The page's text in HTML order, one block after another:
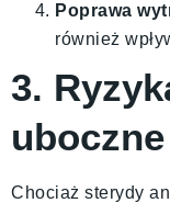
Poprawa
również
3.
uboczne
Chociaż sterydy